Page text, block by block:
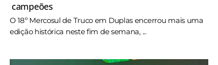
campeões
O 18º Mercosul de Truco em Duplas encerrou mais uma
edição histórica neste fim de semana, ...